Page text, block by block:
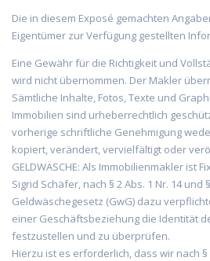
Die in diesem Exposé gemachten
Eigentümer zur Verfügung gestellten
Eine Gewähr für die Richtigkeit und
wird nicht übernommen. Der Makler
Sämtliche Inhalte, Fotos, Texte und
Immobilien sind urheberrechtlich
vorherige schriftliche Genehmigung
kopiert, verändert, vervielfältigt oder
GELDWÄSCHE: Als Immobilienmakler ist
Sigrid Schäfer, nach § 2 Abs. 1 Nr. 14 und
Geldwäschegesetz (GwG) dazu
einer Geschäftsbeziehung die Identität
festzustellen und zu überprüfen.
Hierzu ist es erforderlich, dass wir nach